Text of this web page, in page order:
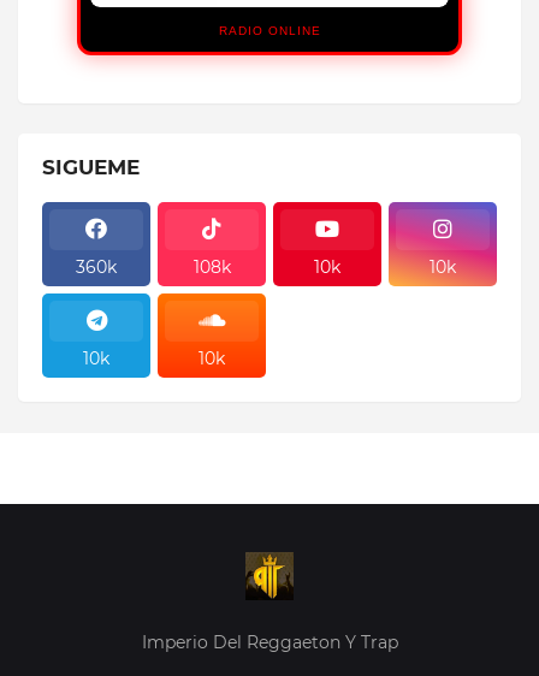
RADIO ONLINE
SIGUEME
360k 108k 10k 10k
10k 10k
Imperio Del Reggaeton Y Trap